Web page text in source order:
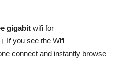
gigabit wifi for
If you see the Wifi
connect and instantly browse